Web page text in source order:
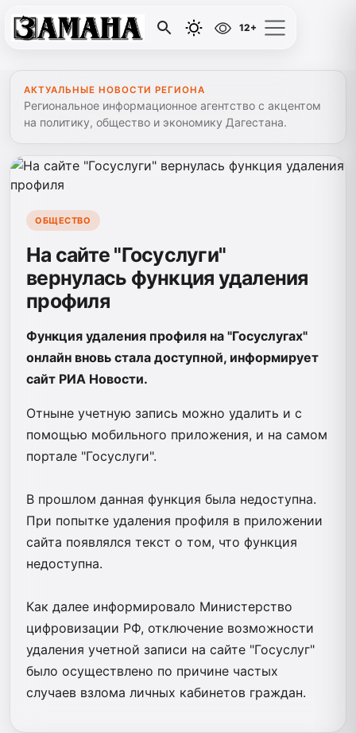
12+
АКТУАЛЬНЫЕ НОВОСТИ РЕГИОНА
Региональное информационное агентство с акцентом
на политику, общество и экономику Дагестана.
ОБЩЕСТВО
На сайте "Госуслуги"
вернулась функция удаления
профиля
Функция удаления профиля на "Госуслугах"
онлайн вновь стала доступной, информирует
сайт РИА Новости.
Отныне учетную запись можно удалить и с
помощью мобильного приложения, и на самом
портале "Госуслуги".
В прошлом данная функция была недоступна.
При попытке удаления профиля в приложении
сайта появлялся текст о том, что функция
недоступна.
Как далее информировало Министерство
цифровизации РФ, отключение возможности
удаления учетной записи на сайте "Госуслуг"
было осуществлено по причине частых
случаев взлома личных кабинетов граждан.